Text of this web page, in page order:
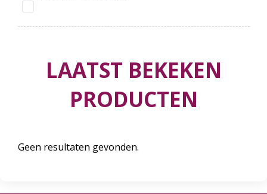
LAATST BEKEKEN
PRODUCTEN
Geen resultaten gevonden.